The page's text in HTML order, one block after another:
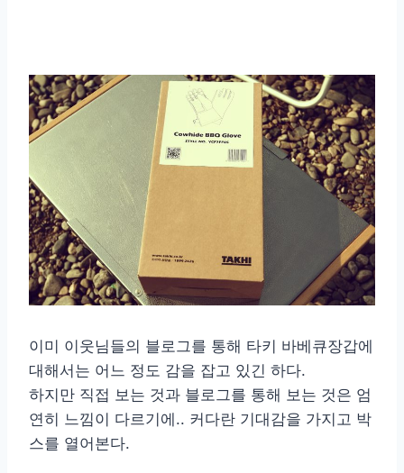
이미 이웃님들의 블로그를 통해 타키 바베큐장갑에
대해서는 어느 정도 감을 잡고 있긴 하다.
하지만 직접 보는 것과 블로그를 통해 보는 것은 엄
연히 느낌이 다르기에.. 커다란 기대감을 가지고 박
스를 열어본다.